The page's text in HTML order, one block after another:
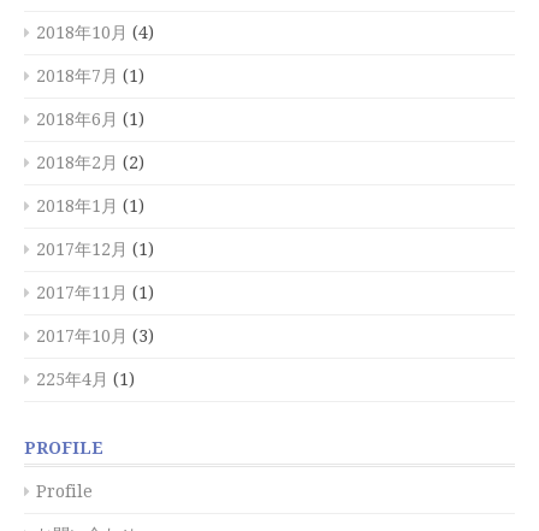
2018年10月 (4)
2018年7月 (1)
2018年6月 (1)
2018年2月 (2)
2018年1月 (1)
2017年12月 (1)
2017年11月 (1)
2017年10月 (3)
225年4月 (1)
PROFILE
Profile